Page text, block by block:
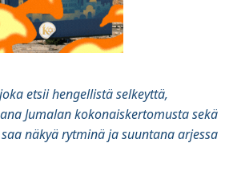
etsii hengellistä selkeyttä,
Jumalan kokonaiskertomusta sekä
näkyä rytminä ja suuntana arjessa